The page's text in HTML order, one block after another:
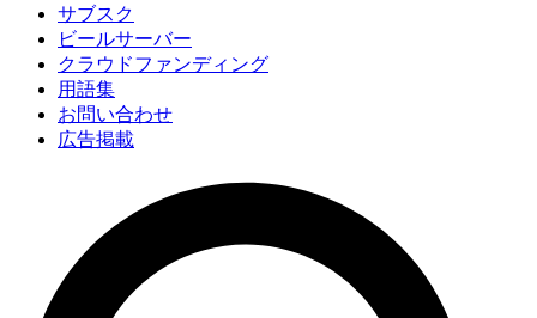
サブスク
ビールサーバー
クラウドファンディング
用語集
お問い合わせ
広告掲載